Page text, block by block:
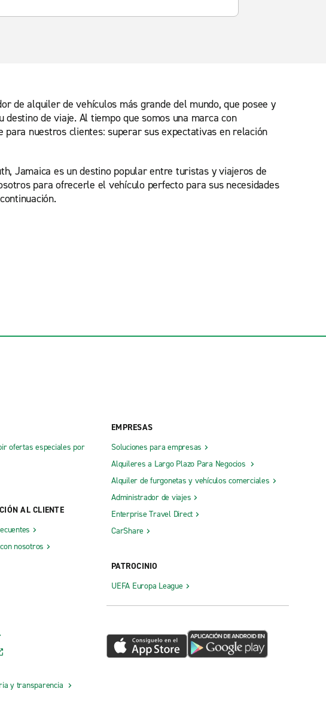
de alquiler de vehículos más grande del mundo, que posee y
de viaje. Al tiempo que somos una marca con
nuestros clientes: superar sus expectativas en relación
Jamaica es un destino popular entre turistas y viajeros de
para ofrecerle el vehículo perfecto para sus necesidades
ofertas especiales por
AL CLIENTE
nosotros
y transparencia
EMPRESAS
Soluciones para empresas
Alquileres a Largo Plazo Para Negocios
Alquiler de furgonetas y vehículos comerciales
Administrador de viajes
Enterprise Travel Direct
CarShare
PATROCINIO
UEFA Europa League